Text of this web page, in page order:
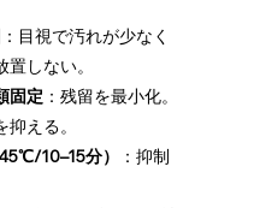
：目視で汚れが少なく
しない。
固定 ：残留を最小化。
える。
10–15分）
：抑制